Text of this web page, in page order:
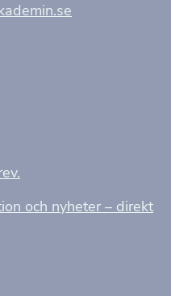
och nyheter – direkt